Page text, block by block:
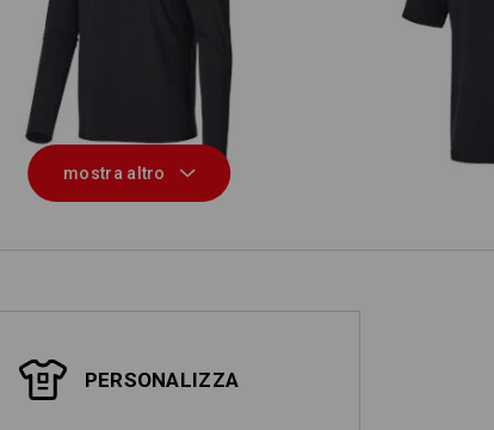
funzionale con cappuccio
T-shirt
mostra altro
PERSONALIZZA